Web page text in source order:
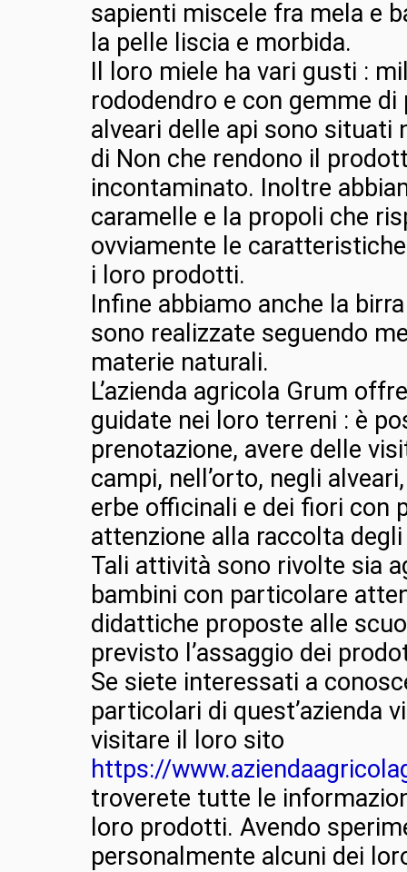
sapienti miscele fra mela e
la pelle liscia e morbida.
Il loro miele ha vari gusti :
rododendro e con gemme di
alveari delle api sono situati
di Non che rendono il
incontaminato. Inoltre
caramelle e la propoli che
ovviamente le
i loro prodotti.
Infine abbiamo anche la
sono realizzate seguendo
materie naturali.
L’azienda agricola Grum
guidate nei loro terreni : è
prenotazione, avere delle
campi, nell’orto, negli
erbe officinali e dei fiori con
attenzione alla raccolta
Tali attività sono rivolte sia
bambini con particolare
didattiche proposte alle
previsto l’assaggio dei
Se siete interessati a
particolari di quest’azienda
visitare il loro sito
https://
troverete tutte le
loro prodotti. Avendo
personalmente alcuni dei